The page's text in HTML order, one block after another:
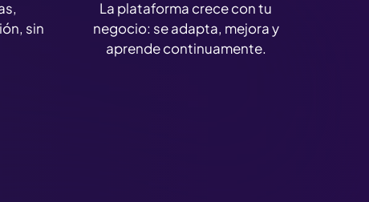
sin
La plataforma crece con tu
negocio: se adapta, mejora y
aprende continuamente.